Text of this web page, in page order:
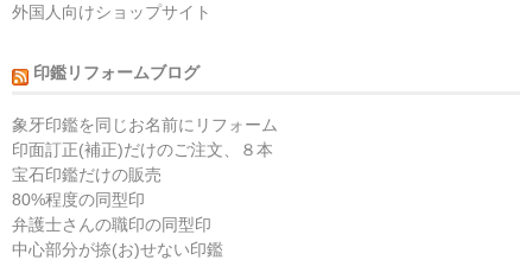
外国人向けショップサイト
印鑑リフォームブログ
象牙印鑑を同じお名前にリフォーム
印面訂正(補正)だけのご注文、８本
宝石印鑑だけの販売
80%程度の同型印
弁護士さんの職印の同型印
中心部分が捺(お)せない印鑑